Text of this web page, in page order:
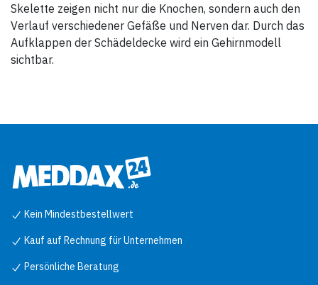
Skelette zeigen nicht nur die Knochen, sondern auch den
Verlauf verschiedener Gefäße und Nerven dar. Durch das
Aufklappen der Schädeldecke wird ein Gehirnmodell
sichtbar.
Kein Mindestbestellwert
Kauf auf Rechnung für Unternehmen
Persönliche Beratung